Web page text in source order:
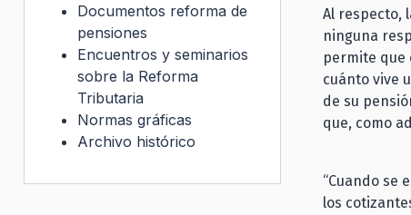
Al respecto,
ninguna
permite que
cuánto vive
de su
que, como
“Cuando se
los
Documentos reforma de
pensiones
Encuentros y seminarios
sobre la Reforma
Tributaria
Normas gráficas
Archivo histórico